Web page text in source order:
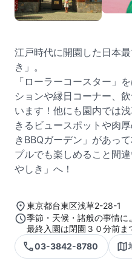
江戸時代に開園した日本
き」。
「ローラーコースター」
ションや縁日コーナー、
います！他にも園内では
きるビュースポットや肉
きBBQガーデン」があっ
プルでも楽しめること間
やしき」へ！
東京都台東区浅草2-28-1
季節・天候・諸般の事情に
最終入園は閉園３０分前ま
03-3842-8780